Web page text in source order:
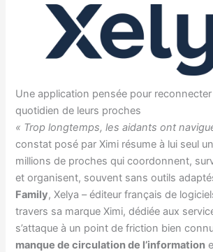
Une application pensée pour
quotidien de leurs proches
« Trop longtemps, les aidants ont
constat posé par Ximi résume à lui seul
millions de proches qui coordonnent,
et organisent, souvent sans outils
Family, Xelya – éditeur français de
travers sa marque Ximi, dédiée aux
s’attaque à un point de friction bien
manque de circulation de l’information